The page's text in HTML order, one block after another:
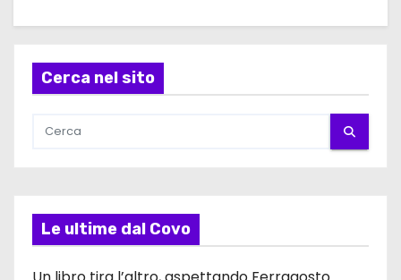
Cerca nel sito
Le ultime dal Covo